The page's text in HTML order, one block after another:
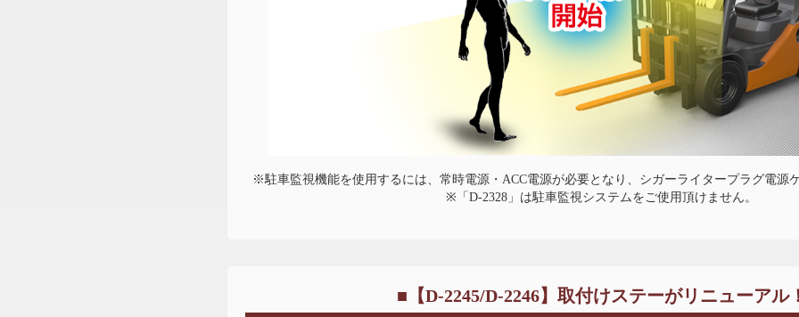
※駐車監視機能を使用するには、常時電源・ACC電源が必要となり、シガーライタープラグ電源
※「D-2328」は駐車監視システムをご使用頂けません。
■【D-2245/D-2246】取付けステーがリニューアル